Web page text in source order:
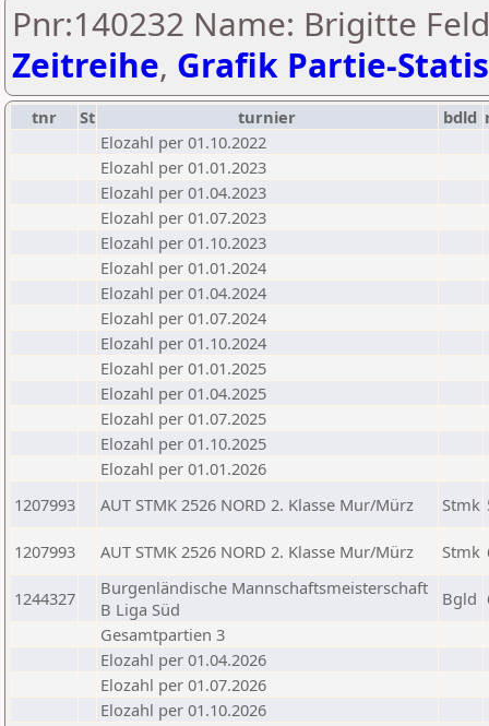
Pnr:140232 Name: Brigitte
Zeitreihe, Grafik Partie-
tnr St turnier bdld
Elozahl per 01.10.2022
Elozahl per 01.01.2023
Elozahl per 01.04.2023
Elozahl per 01.07.2023
Elozahl per 01.10.2023
Elozahl per 01.01.2024
Elozahl per 01.04.2024
Elozahl per 01.07.2024
Elozahl per 01.10.2024
Elozahl per 01.01.2025
Elozahl per 01.04.2025
Elozahl per 01.07.2025
Elozahl per 01.10.2025
Elozahl per 01.01.2026
1207993
AUT STMK 2526 NORD 2. Klasse Mur/Mürz Stmk
1207993 AUT STMK 2526 NORD 2. Klasse Mur/Mürz Stmk
1244327
Burgenländische Mannschaftsmeisterschaft
B Liga Süd
Bgld
Gesamtpartien 3
Elozahl per 01.04.2026
Elozahl per 01.07.2026
Elozahl per 01.10.2026